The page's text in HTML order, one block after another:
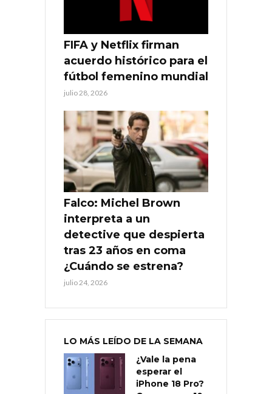
FIFA y Netflix firman
acuerdo histórico para el
fútbol femenino mundial
julio 28, 2026
Falco: Michel Brown
interpreta a un
detective que despierta
tras 23 años en coma
¿Cuándo se estrena?
julio 24, 2026
LO MÁS LEÍDO DE LA SEMANA
¿Vale la pena
esperar el
iPhone 18 Pro?